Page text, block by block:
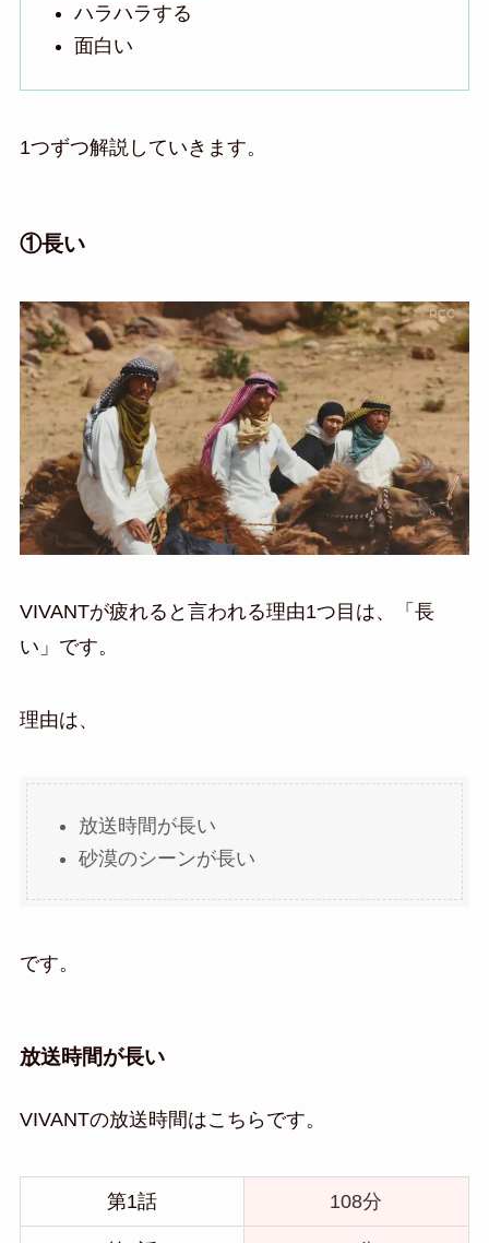
ハラハラする
面白い
1つずつ解説していきます。
①長い
VIVANTが疲れると言われる理由1つ目は、「長
い」です。
理由は、
放送時間が長い
砂漠のシーンが長い
です。
放送時間が長い
VIVANTの放送時間はこちらです。
第1話 108分